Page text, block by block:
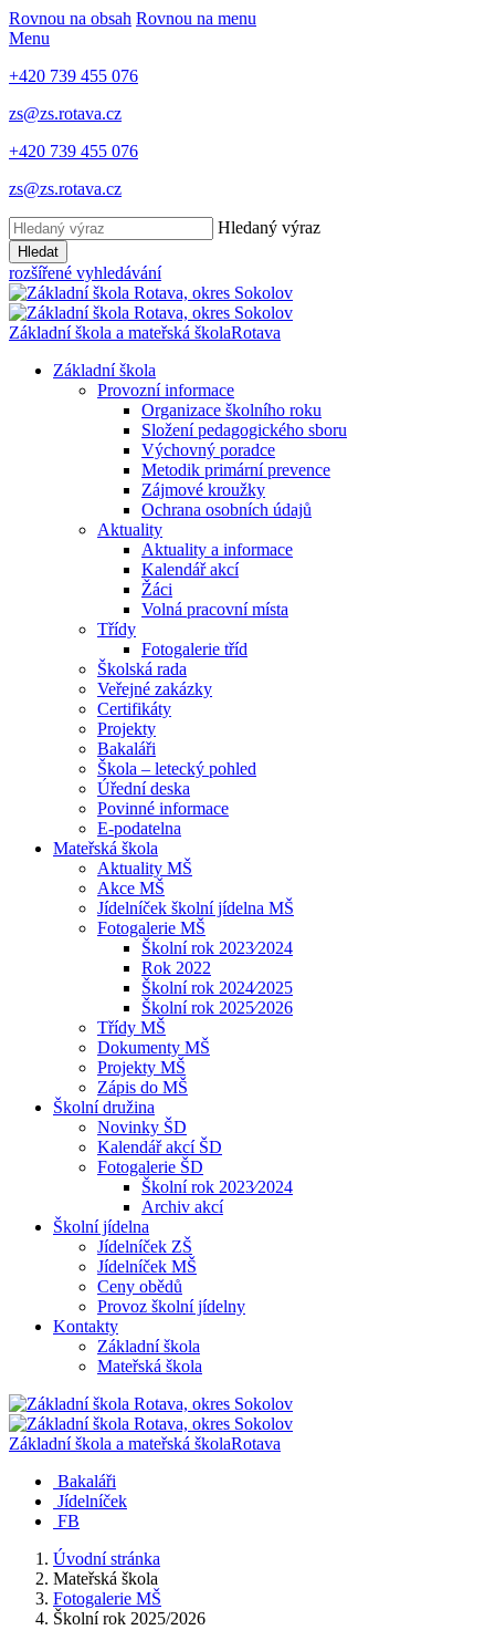
Rovnou na obsah Rovnou na menu
Menu
+420 739 455 076
zs@zs.rotava.cz
+420 739 455 076
zs@zs.rotava.cz
Hledaný výraz
Hledat
rozšířené vyhledávání
Základní škola a mateřská školaRotava
Základní škola
Provozní informace
Organizace školního roku
Složení pedagogického sboru
Výchovný poradce
Metodik primární prevence
Zájmové kroužky
Ochrana osobních údajů
Aktuality
Aktuality a informace
Kalendář akcí
Žáci
Volná pracovní místa
Třídy
Fotogalerie tříd
Školská rada
Veřejné zakázky
Certifikáty
Projekty
Bakaláři
Škola – letecký pohled
Úřední deska
Povinné informace
E-podatelna
Mateřská škola
Aktuality MŠ
Akce MŠ
Jídelníček školní jídelna MŠ
Fotogalerie MŠ
Školní rok 2023⁄2024
Rok 2022
Školní rok 2024⁄2025
Školní rok 2025⁄2026
Třídy MŠ
Dokumenty MŠ
Projekty MŠ
Zápis do MŠ
Školní družina
Novinky ŠD
Kalendář akcí ŠD
Fotogalerie ŠD
Školní rok 2023⁄2024
Archiv akcí
Školní jídelna
Jídelníček ZŠ
Jídelníček MŠ
Ceny obědů
Provoz školní jídelny
Kontakty
Základní škola
Mateřská škola
Základní škola a mateřská školaRotava
Bakaláři
Jídelníček
FB
Úvodní stránka
Mateřská škola
Fotogalerie MŠ
Školní rok 2025/2026